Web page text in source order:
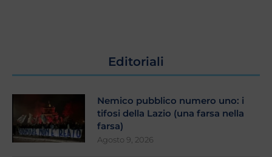
Editoriali
Nemico pubblico numero uno: i
tifosi della Lazio (una farsa nella
farsa)
Agosto 9, 2026